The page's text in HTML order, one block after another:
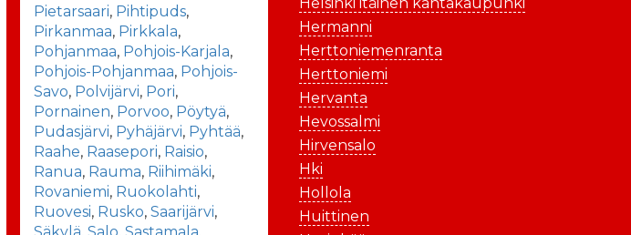
Pietarsaari, Pihtipuds,
Pirkanmaa, Pirkkala,
Pohjanmaa, Pohjois-Karjala,
Pohjois-Pohjanmaa, Pohjois-
Savo, Polvijärvi, Pori,
Pornainen, Porvoo, Pöytyä,
Pudasjärvi, Pyhäjärvi, Pyhtää,
Raahe, Raasepori, Raisio,
Ranua, Rauma, Riihimäki,
Rovaniemi, Ruokolahti,
Ruovesi, Rusko,Saarijärvi,
Hermanni
Herttoniemenranta
Herttoniemi
Hervanta
Hevossalmi
Hirvensalo
Hki
Hollola
Huittinen